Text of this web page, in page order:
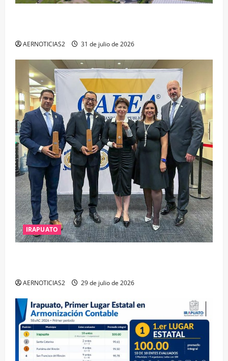
AERNOTICIAS2 31 de julio de 2026
IRAPUATO
AERNOTICIAS2 29 de julio de 2026